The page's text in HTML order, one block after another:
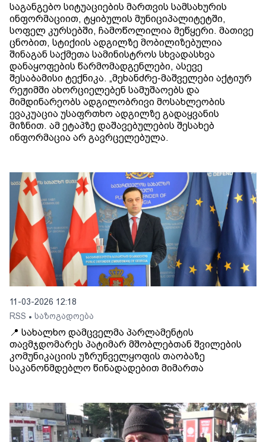
საგანგებო სიტუაციების მართვის სამსახურის
ინფორმაციით, ტყიბულის მუნიციპალიტეტში,
სოფელ კურსებში, ჩამოწოლილია მეწყერი. მათივე
ცნობით, სტიქიის ადგილზე მობილიზებულია
შინაგან საქმეთა სამინისტროს სხვადასხვა
დანაყოფების წარმომადგენლები, ასევე
შესაბამისი ტექნიკა. „მეხანძრე-მაშველები აქტიურ
რეჟიმში ახორციელებენ სამუშაოებს და
მიმდინარეობს ადგილობრივი მოსახლეობის
ევაკუაცია უსაფრთხო ადგილზე გადაყვანის
მიზნით. ამ ეტაპზე დაშავებულების შესახებ
ინფორმაცია არ გავრცელებულა.
11-03-2026 12:18
RSS • საზოგადოება
📍 სახალხო დამცველმა პარლამენტის
თავმჯდომარეს პატიმარ მშობლებთან შვილების
კომუნიკაციის უზრუნველყოფის თაობაზე
საკანონმდებლო წინადადებით მიმართა